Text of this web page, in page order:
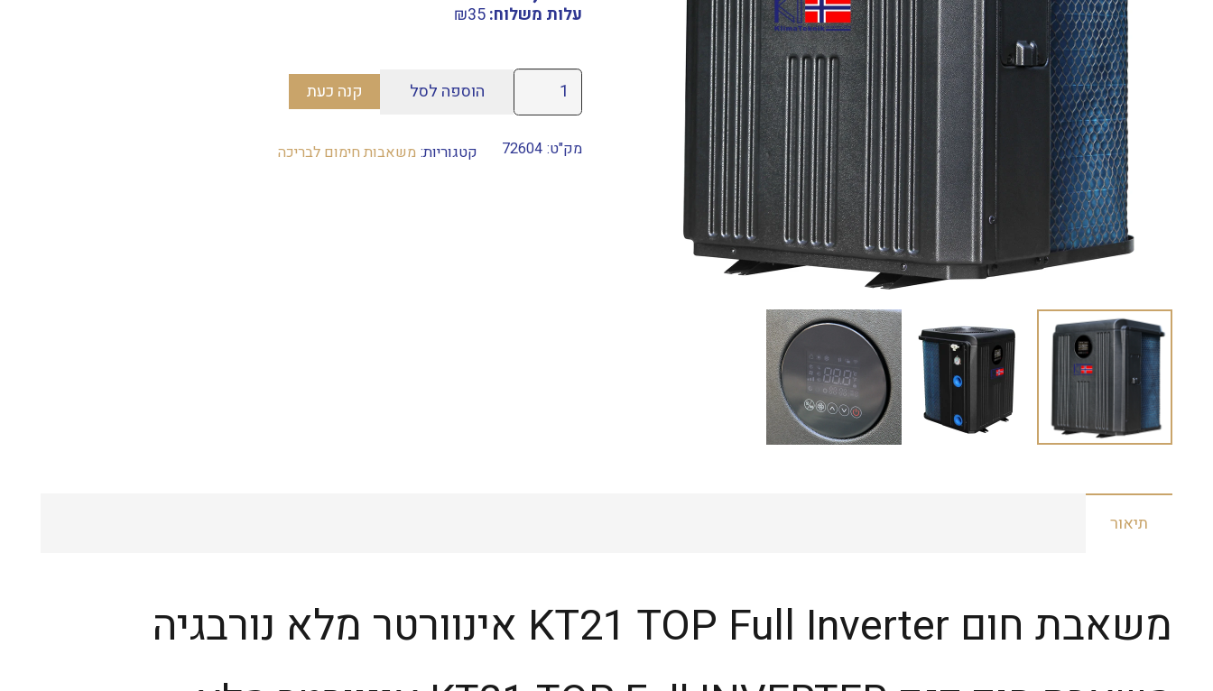
עלות משלוח: ₪35
כמות
של
חום
הוספה לסל קנה כעת
מק"ט: 72604 קטגוריות: משאבות חימום לבריכה
תיאור
משאבת חום KT21 TOP Full Inverter אינוורטר מלא נורבגיה